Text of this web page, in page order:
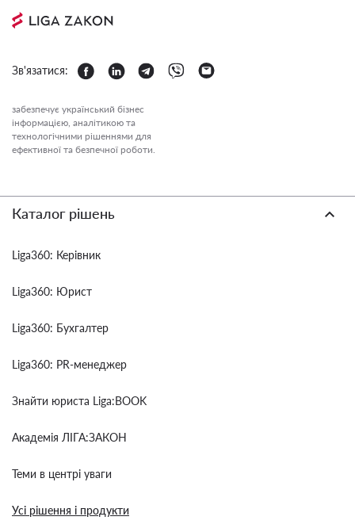
Зв'язатися:
забезпечує український бізнес
інформацією, аналітикою та
технологічними рішеннями для
ефективної та безпечної роботи.
Каталог рішень
Liga360: Керівник
Liga360: Юрист
Liga360: Бухгалтер
Liga360: PR-менеджер
Знайти юриста Liga:BOOK
Академія ЛІГА:ЗАКОН
Теми в центрі уваги
Усі рішення і продукти